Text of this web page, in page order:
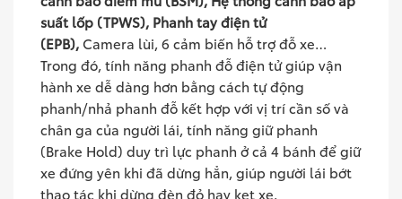
suất lốp (TPWS), Phanh tay điện tử
(EPB), Camera lùi, 6 cảm biến hỗ trợ đỗ xe…
Trong đó, tính năng phanh đỗ điện tử giúp vận
hành xe dễ dàng hơn bằng cách tự động
phanh/nhả phanh đỗ kết hợp với vị trí cần số và
chân ga của người lái​, tính năng giữ phanh
(Brake Hold) duy trì lực phanh ở cả 4 bánh để giữ
xe đứng yên khi đã dừng hẳn, giúp người lái bớt
thao tác khi dừng đèn đỏ hay kẹt xe​.